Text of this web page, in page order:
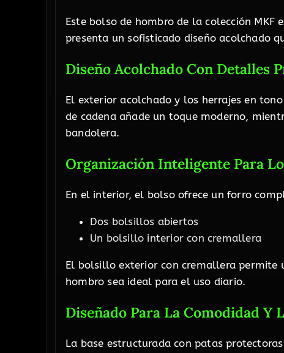
Este bolso de hombro de la colección
presenta un sofisticado diseño acolchado
Diseño Acolchado Con Detalles
El exterior acolchado y los herrajes en
de cadena añade un toque moderno,
bandolera.
Organización Inteligente Para
En el interior, el bolso ofrece un forro
Dos bolsillos abiertos
Un bolsillo interior con cremallera
El bolsillo exterior con cremallera permite
hombro sea ideal para el uso diario.
Diseñado Para La Comodidad Y
La base estructurada con patas